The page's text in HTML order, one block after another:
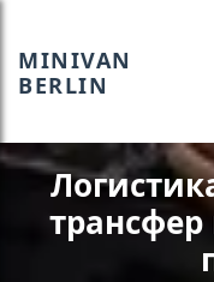
MINIVAN
BERLIN
трансфер